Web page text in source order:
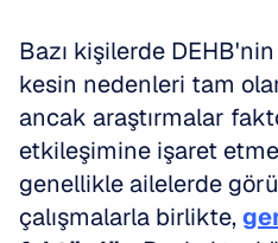
Bazı kişilerde
kesin nedenleri tam
ancak araştırmalar
etkileşimine işaret
genellikle ailelerde
çalışmalarla birlikte,